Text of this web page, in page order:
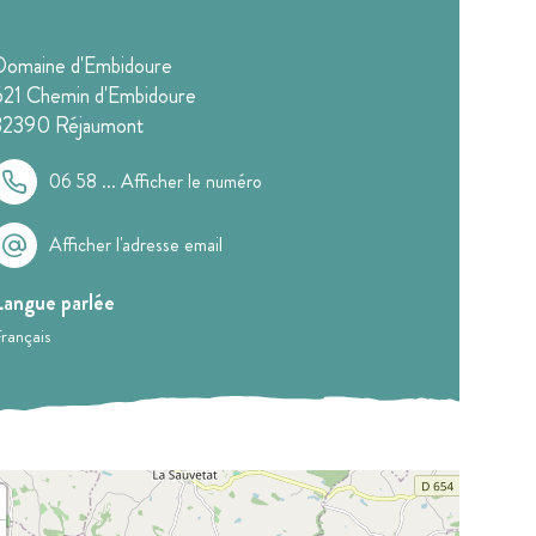
d'Embidoure
Chemin d'Embidoure
Réjaumont
06 58 ...Afficher le numéro
Afficher l'adresse email
parlée